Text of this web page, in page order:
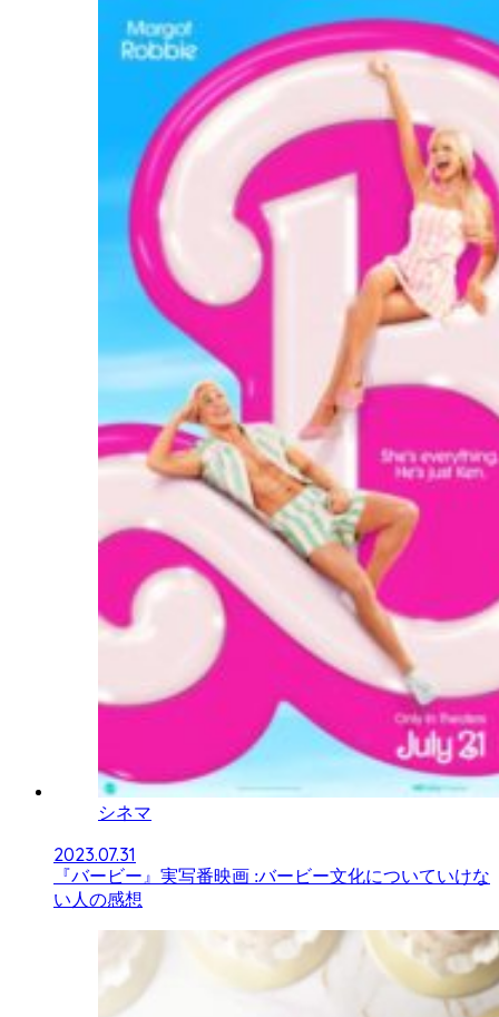
シネマ
2023.07.31
『バービー』実写番映画 :バービー文化についていけな
い人の感想